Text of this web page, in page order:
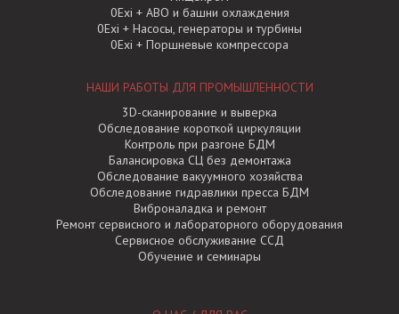
0Exi + АВО и башни охлаждения
0Exi + Насосы, генераторы и турбины
0Exi + Поршневые компрессора
НАШИ РАБОТЫ ДЛЯ ПРОМЫШЛЕННОСТИ
3D-сканирование и выверка
Обследование короткой циркуляции
Контроль при разгоне БДМ
Балансировка СЦ без демонтажа
Обследование вакуумного хозяйства
Обследование гидравлики пресса БДМ
Виброналадка и ремонт
Ремонт сервисного и лабораторного оборудования
Сервисное обслуживание ССД
Обучение и семинары